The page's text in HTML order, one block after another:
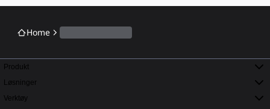
Home
Produkt
Løsninger
Verktøy